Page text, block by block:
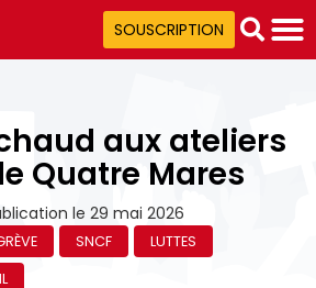
SOUSCRIPTION
aux ateliers
Quatre Mares
le 29 mai 2026
SNCF
LUTTES